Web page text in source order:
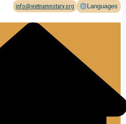
info@vietnamnotary.org Languages